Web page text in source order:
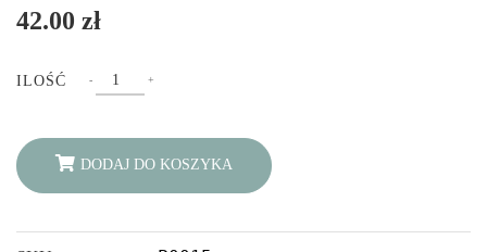
42.00 zł
ILOŚĆ -
Poduszka
Pudrowe
quantity
+
DODAJ DO KOSZYKA